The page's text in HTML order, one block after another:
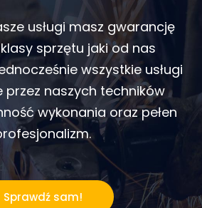
usługi masz gwarancję
sprzętu jaki od nas
wszystkie usługi
przez naszych techników
wykonania oraz pełen
Sprawdź sam!